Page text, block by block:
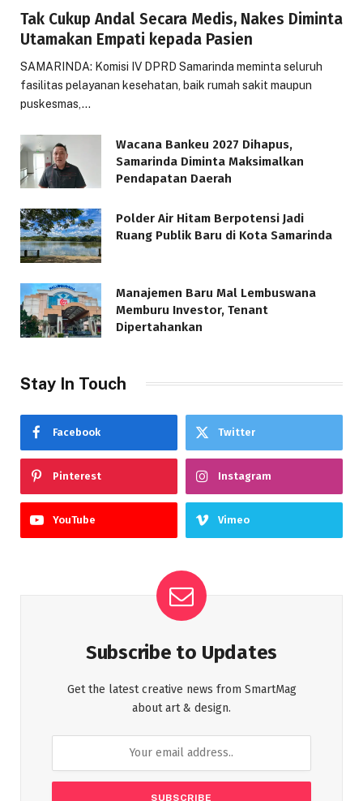
Tak Cukup Andal Secara Medis, Nakes Diminta
Utamakan Empati kepada Pasien
SAMARINDA: Komisi IV DPRD Samarinda meminta seluruh
fasilitas pelayanan kesehatan, baik rumah sakit maupun
puskesmas,…
Wacana Bankeu 2027 Dihapus,
Samarinda Diminta Maksimalkan
Pendapatan Daerah
Polder Air Hitam Berpotensi Jadi
Ruang Publik Baru di Kota Samarinda
Manajemen Baru Mal Lembuswana
Memburu Investor, Tenant
Dipertahankan
Stay In Touch
Facebook Twitter
Pinterest Instagram
YouTube Vimeo
Subscribe to Updates
Get the latest creative news from SmartMag
about art & design.